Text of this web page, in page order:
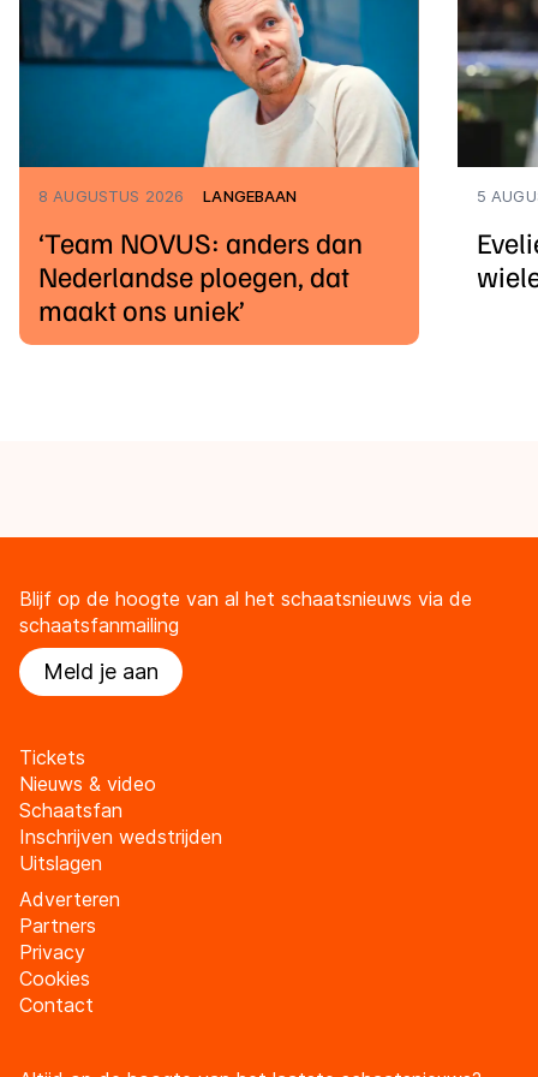
8 AUGUSTUS 2026 LANGEBAAN
‘Team NOVUS: anders dan
Nederlandse ploegen, dat
maakt ons uniek’
5
Blijf op de hoogte van al het schaatsnieuws via de
schaatsfanmailing
Meld je aan
Tickets
Nieuws & video
Schaatsfan
Inschrijven wedstrijden
Uitslagen
Adverteren
Partners
Privacy
Cookies
Contact